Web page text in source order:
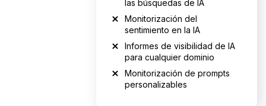
las búsquedas de IA
Monitorización del
sentimiento en la IA
Informes de visibilidad de IA
para cualquier dominio
Monitorización de prompts
personalizables